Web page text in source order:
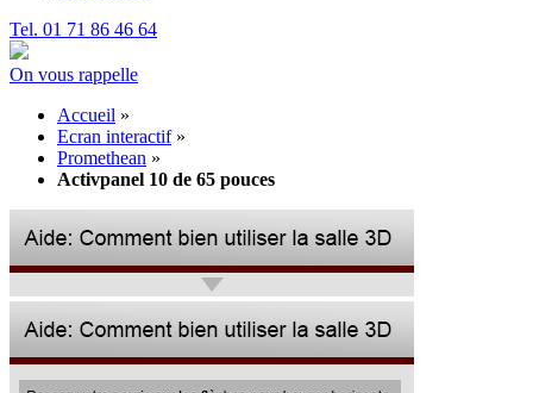
Tel. 01 71 86 46 64
On vous rappelle
Accueil »
Ecran interactif »
Promethean »
Activpanel 10 de 65 pouces